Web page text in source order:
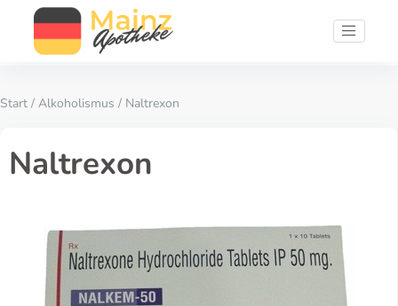
Start / Alkoholismus / Naltrexon
Naltrexon